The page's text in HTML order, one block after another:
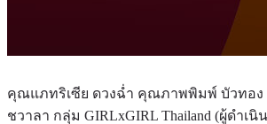
คุณแภทริเซีย ดวงฉ่ำ คุณภาพพิมพ์ บัวทอง
ชวาลา กลุ่ม GIRLxGIRL Thailand (ผู้ดำเนิ